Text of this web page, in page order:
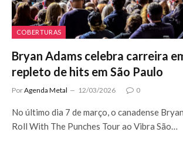
COBERTURAS
Bryan Adams celebra carreira
repleto de hits em São Paulo
PorAgenda Metal 12/03/2026 0
No último dia 7 de março, o canadense
Roll With The Punches Tour ao Vibra São…